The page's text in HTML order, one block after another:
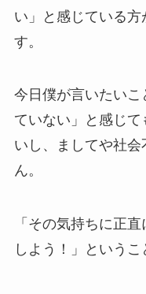
い」と感じている
す。
今日僕が言いたい
ていない」と感じ
いし、ましてや社
ん。
「その気持ちに正
しよう！」というこ